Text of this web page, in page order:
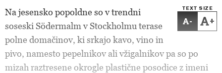
TEXT SIZE
- +
Na jesensko popoldne so v trendni
soseski Södermalm v Stockholmu terase
polne domačinov, ki srkajo kavo, vino in
pivo, namesto pepelnikov ali vžigalnikov pa so po
mizah raztresene okrogle plastične posodice z imeni